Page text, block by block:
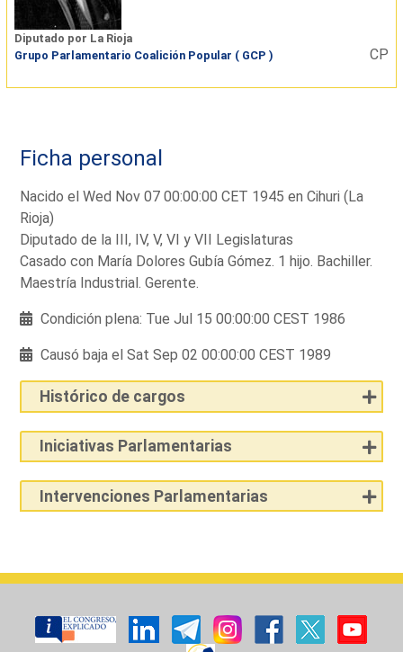
Diputado por La Rioja
Grupo Parlamentario Coalición Popular ( GCP )
CP
Ficha personal
Nacido el Wed Nov 07 00:00:00 CET 1945 en Cihuri (La
Rioja)
Diputado de la III, IV, V, VI y VII Legislaturas
Casado con María Dolores Gubía Gómez. 1 hijo. Bachiller.
Maestría Industrial. Gerente.
Condición plena: Tue Jul 15 00:00:00 CEST 1986
Causó baja el Sat Sep 02 00:00:00 CEST 1989
Histórico de cargos
Iniciativas Parlamentarias
Intervenciones Parlamentarias